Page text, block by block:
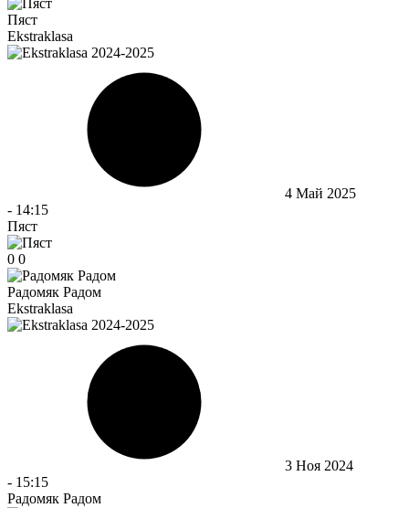
Пяст
Ekstraklasa
4 Май 2025
- 14:15
Пяст
0 0
Радомяк Радом
Ekstraklasa
3 Ноя 2024
- 15:15
Радомяк Радом